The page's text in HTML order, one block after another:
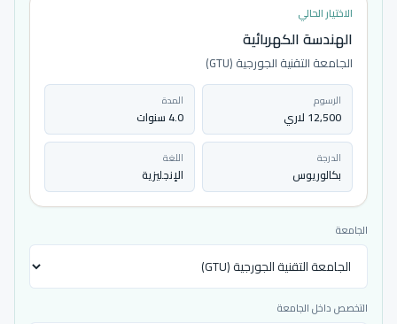
الاختيار الحالي
الهندسة الكهربائية
الجامعة التقنية الجورجية (GTU)
الرسوم
12,500 لاري
المدة
4.0 سنوات
الدرجة
بكالوريوس
اللغة
الإنجليزية
الجامعة
التخصص داخل الجامعة